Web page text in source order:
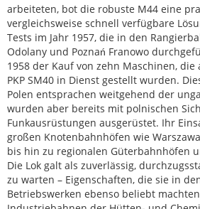
arbeiteten, bot die robuste M44 eine
vergleichsweise schnell verfügbare
Tests im Jahr 1957, die in den
Odolany und Poznań Franowo
1958 der Kauf von zehn Maschinen, die
PKP SM40 in Dienst gestellt wurden.
Polen entsprachen weitgehend der
wurden aber bereits mit polnischen
Funkausrüstungen ausgerüstet. Ihr
großen Knotenbahnhöfen wie
bis hin zu regionalen Güterbahnhöfen
Die Lok galt als zuverlässig,
zu warten – Eigenschaften, die sie in
Betriebswerken ebenso beliebt